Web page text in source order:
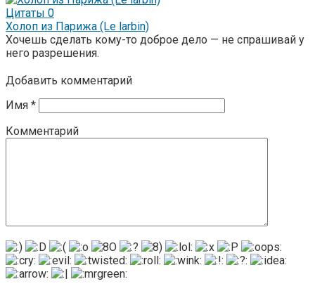
Цитаты 0
Холоп из Парижа (Le larbin)
Хочешь сделать кому-то доброе дело — не спрашивай у
него разрешения.
Добавить комментарий
Имя *
Комментарий